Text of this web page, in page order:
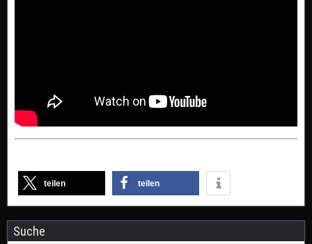
teilen teilen
Suche